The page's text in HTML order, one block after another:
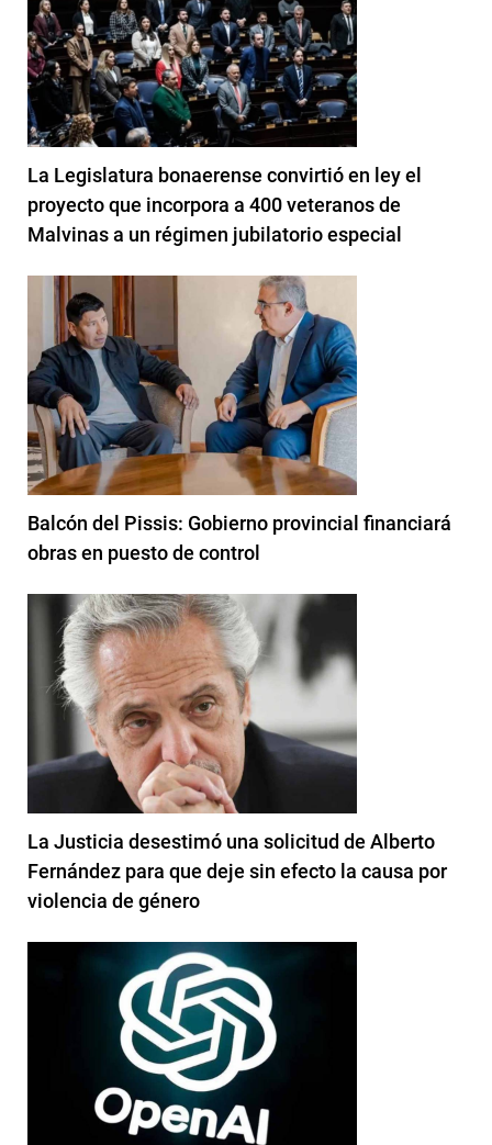
La Legislatura bonaerense convirtió en ley el
proyecto que incorpora a 400 veteranos de
Malvinas a un régimen jubilatorio especial
Balcón del Pissis: Gobierno provincial financiará
obras en puesto de control
La Justicia desestimó una solicitud de Alberto
Fernández para que deje sin efecto la causa por
violencia de género